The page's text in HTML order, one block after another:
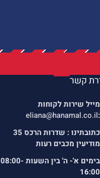
קשר
מייל שירות לקוחות
:
eliana@hanamal.co.il
כתובתינו : שדרות הרכס 35
מודיעין מכבים רעות
בימים א'- ה' בין השעות 08:00-
16:00